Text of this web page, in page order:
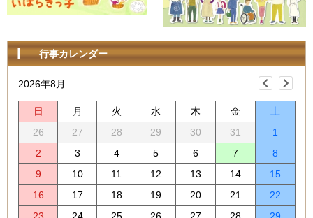
行事カレンダー
2026年8月
日 月 火 水 木 金
土
26
27 28 29 30 31
1
2
3 4 5 6 7
8
9
10 11 12 13 14
15
16
17 18 19 20 21
22